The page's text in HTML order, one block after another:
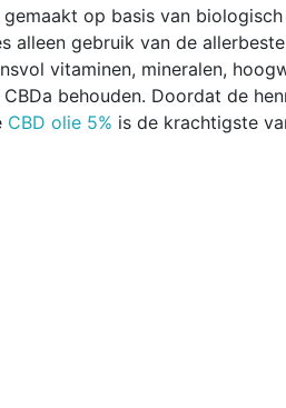
op basis van
alleen gebruik van de
vitaminen, mineralen,
behouden. Doordat de
CBD olie 5% is de krachtigste